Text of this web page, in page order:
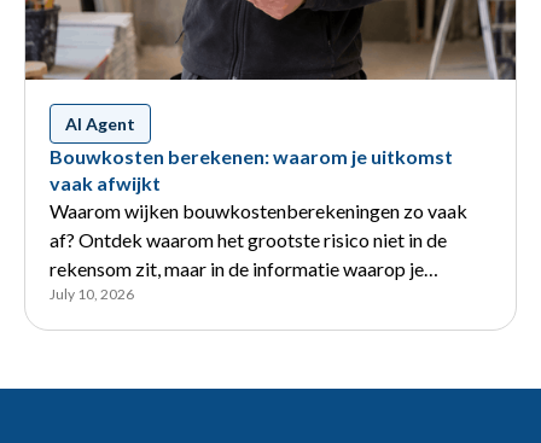
AI Agent
Bouwkosten berekenen: waarom je uitkomst
vaak afwijkt
Waarom wijken bouwkostenberekeningen zo vaak
af? Ontdek waarom het grootste risico niet in de
rekensom zit, maar in de informatie waarop je
calculatie is gebaseerd.
July 10, 2026